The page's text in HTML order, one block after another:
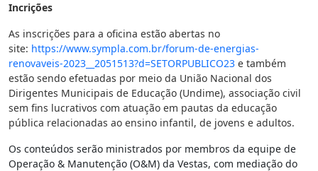
Incrições
As inscrições para a oficina estão abertas no
site: https://www.sympla.com.br/forum-de-energias-
renovaveis-2023__2051513?d=SETORPUBLICO23 e também
estão sendo efetuadas por meio da União Nacional dos
Dirigentes Municipais de Educação (Undime), associação civil
sem fins lucrativos com atuação em pautas da educação
pública relacionadas ao ensino infantil, de jovens e adultos.
Os conteúdos serão ministrados por membros da equipe de
Operação & Manutenção (O&M) da Vestas, com mediação do